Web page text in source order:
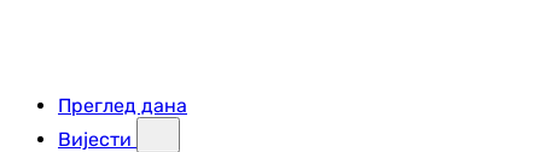
Преглед дана
Вијести